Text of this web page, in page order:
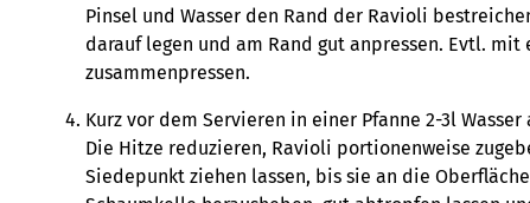
Pinsel und Wasser den Rand der Ravioli
darauf legen und am Rand gut anpressen. Evtl. mit
zusammenpressen.
Kurz vor dem Servieren in einer Pfanne 2-3l Wasser
Die Hitze reduzieren, Ravioli portionenweise
Siedepunkt ziehen lassen, bis sie an die